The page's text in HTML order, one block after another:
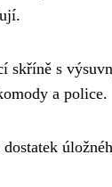
skříně s
a police.